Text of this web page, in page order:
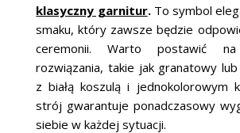
klasyczny garnitur.To symbol
smaku, który zawsze będzie
ceremonii. Warto postawić na
rozwiązania, takie jak granatowy
z białą koszulą i jednokolorowym
strój gwarantuje ponadczasowy
siebie w każdej sytuacji.